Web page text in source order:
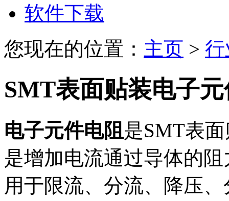
软件下载
您现在的位置： 主页 >
SMT表面贴装电子
电子元件电阻 是SMT表
是增加电流通过导体的
用于限流、分流、降压